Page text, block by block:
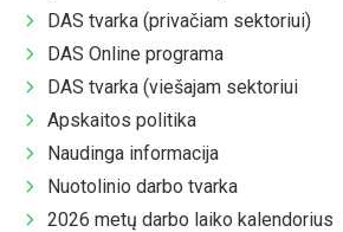
DAS tvarka (privačiam sektoriui)
DAS Online programa
DAS tvarka (viešajam sektoriui
Apskaitos politika
Naudinga informacija
Nuotolinio darbo tvarka
2026 metų darbo laiko kalendorius